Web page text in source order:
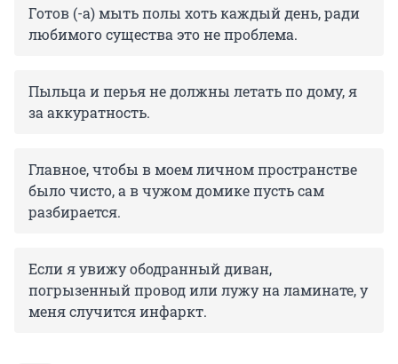
Готов (-а) мыть полы хоть каждый день, ради
любимого существа это не проблема.
Пыльца и перья не должны летать по дому, я
за аккуратность.
Главное, чтобы в моем личном пространстве
было чисто, а в чужом домике пусть сам
разбирается.
Если я увижу ободранный диван,
погрызенный провод или лужу на ламинате, у
меня случится инфаркт.